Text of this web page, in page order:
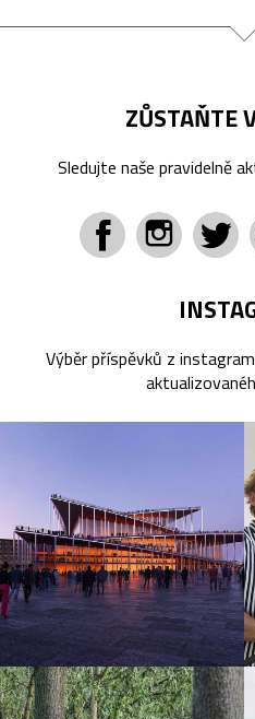
ZŮSTAŇTE
Sledujte naše pravidelně
Výběr příspěvků z